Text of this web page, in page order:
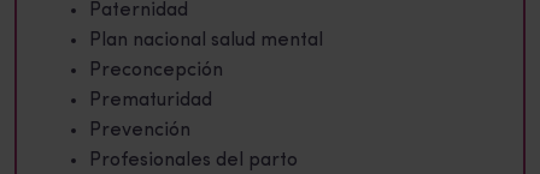
Paternidad
Plan nacional salud mental
Preconcepción
Prematuridad
Prevención
Profesionales del parto